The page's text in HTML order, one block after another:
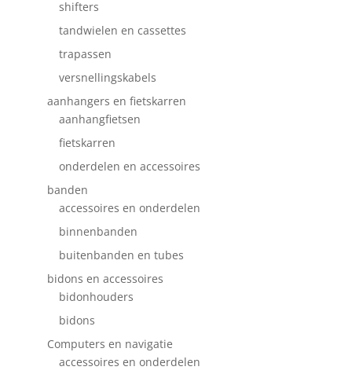
shifters
tandwielen en cassettes
trapassen
versnellingskabels
aanhangers en fietskarren
aanhangfietsen
fietskarren
onderdelen en accessoires
banden
accessoires en onderdelen
binnenbanden
buitenbanden en tubes
bidons en accessoires
bidonhouders
bidons
Computers en navigatie
accessoires en onderdelen